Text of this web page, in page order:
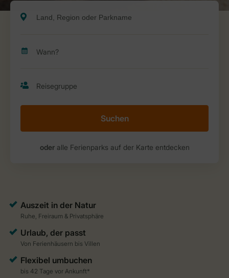
Suchen
oderalle Ferienparks auf der Karte entdecken